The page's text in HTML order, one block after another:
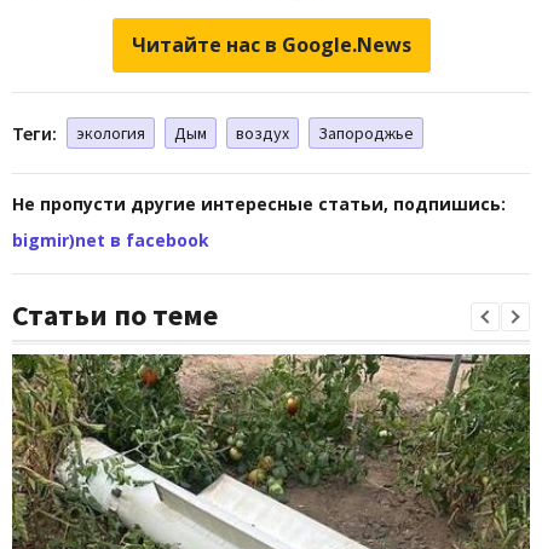
Читайте нас в Google.News
Теги: экология Дым воздух Запороджье
Не пропусти другие интересные статьи, подпишись:
bigmir)net в facebook
Статьи по теме